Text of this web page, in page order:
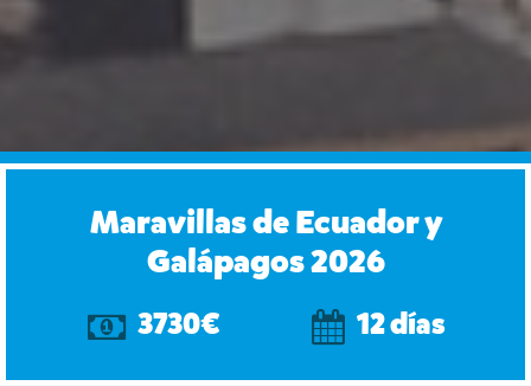
Maravillas de Ecuador y
Galápagos 2026
3730€ 12 días